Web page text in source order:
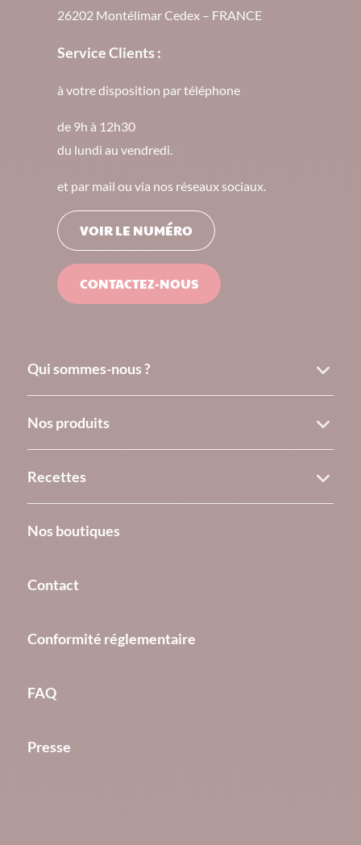
26202 Montélimar Cedex – FRANCE
Service Clients :
à votre disposition par téléphone
de 9h à 12h30
du lundi au vendredi.
et par mail ou via nos réseaux sociaux.
VOIR LE NUMÉRO
CONTACTEZ-NOUS
Qui sommes-nous ?
Nos produits
Recettes
Nos boutiques
Contact
Conformité réglementaire
FAQ
Presse